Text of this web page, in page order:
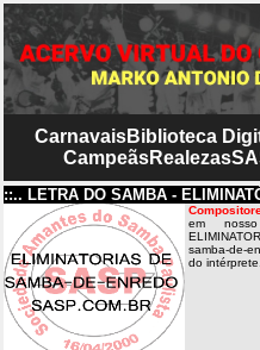
CarnavaisBiblioteca
CampeãsRealezas
::.. LETRA DO SAMBA -
em
samba-de-
do intérprete.